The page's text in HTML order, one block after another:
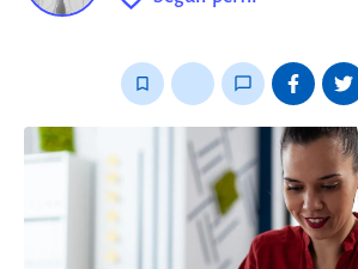
bookmark_border chat_bubble_outline